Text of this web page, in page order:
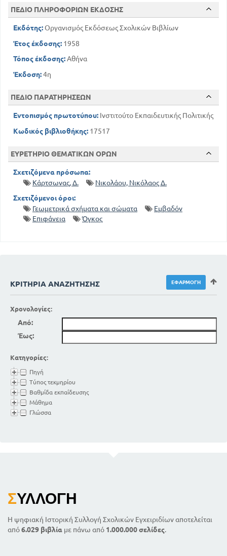
κώνος
126
Σφαίρα.- Θέσεις σφαίρας και επιπέδου.-
ΚΕΦΑΛΑΙΟ Δ'. Μεταφορά ευθύγραμμου
σχήματος σε επίπεδο
ΠΕΔΙΟ ΠΛΗΡΟΦΟΡΙΩΝ ΕΚΔΟΣΗΣ
Εκδότης:Οργανισμός Εκδόσεως Σχολικών Βιβλίων
Έτος έκδοσης: 1958
Τόπος έκδοσης:Αθήνα
Έκδοση:4η
ΠΕΔΙΟ ΠΑΡΑΤΗΡΗΣΕΩΝ
Εντοπισμός πρωτοτύπου: Ινστιτούτο Εκπαιδευτικής Πολιτικής
Κωδικός βιβλιοθήκης: 17517
ΕΥΡΕΤΗΡΙΟ ΘΕΜΑΤΙΚΩΝ ΟΡΩΝ
Σχετιζόμενα πρόσωπα:
Κάρτσωνας, Δ.
Νικολάου, Νικόλαος Δ.
Σχετιζόμενοι όροι:
Γεωμετρικά σχήματα και σώματα
Εμβαδόν
Επιφάνεια
Όγκος
ΚΡΙΤΉΡΙΑ ΑΝΑΖΉΤΗΣΗΣ
Χρονολογίες:
Από:
Έως:
Κατηγορίες:
Πηγή
Τύπος τεκμηρίου
Βαθμίδα εκπαίδευσης
Μάθημα
Γλώσσα
ΣΥΛΛΟΓΉ
Η ψηφιακή Ιστορική Συλλογή Σχολικών Εγχειριδίων αποτελείται
από6.029 βιβλία με πάνω από 1.000.000 σελίδες.